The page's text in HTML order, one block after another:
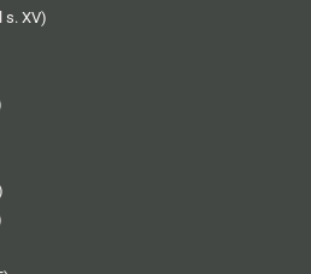
s. XV)